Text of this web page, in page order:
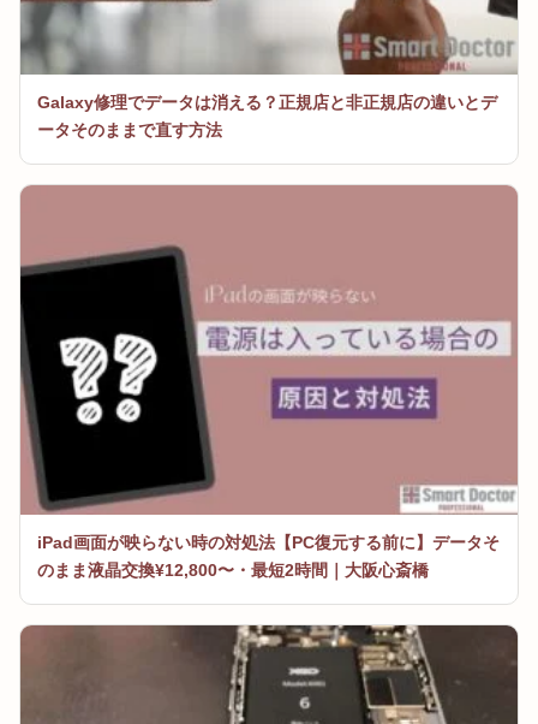
Galaxy修理でデータは消える？正規店と非正規店の違いとデ
ータそのままで直す方法
iPad画面が映らない時の対処法【PC復元する前に】データそ
のまま液晶交換¥12,800〜・最短2時間｜大阪心斎橋